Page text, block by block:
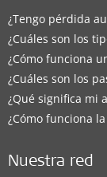
¿Tengo pérdida
¿Cuáles son los
¿Cómo funciona
¿Cuáles son los
¿Qué significa mi
¿Cómo funciona
Nuestra red